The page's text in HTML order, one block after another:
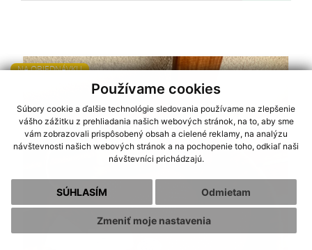
Používame cookies
Súbory cookie a ďalšie technológie sledovania používame na zlepšenie
vášho zážitku z prehliadania našich webových stránok, na to, aby sme
vám zobrazovali prispôsobený obsah a cielené reklamy, na analýzu
návštevnosti našich webových stránok a na pochopenie toho, odkiaľ naši
návštevníci prichádzajú.
SÚHLASÍM Odmietam
Zmeniť moje nastavenia
NA OBJEDNÁVKU